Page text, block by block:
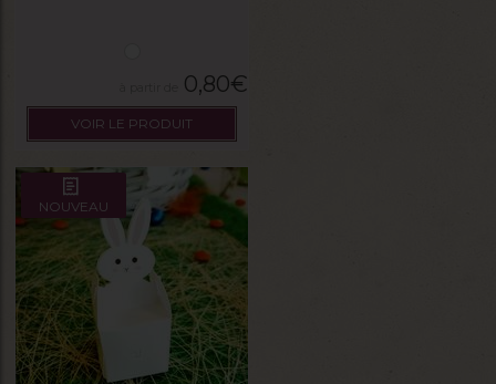
0,80€
VOIR LE PRODUIT
NOUVEAU